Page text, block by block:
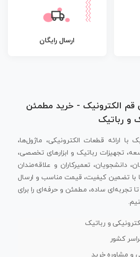
ارسال رایگان
قم الکترونیک - خرید مطمئن
و رباتیک
با ارائه قطعات الکترونیکی، ماژول‌ها،
تجهیزات رباتیک و ابزارهای تخصصی،
دانشجویان، تعمیرکاران و علاقه‌مندان
با تضمین کیفیت، قیمت مناسب و ارسال
تجربه‌ای ساده، مطمئن و حرفه‌ای را برای
و رباتیک
کشور
و مشاوره خرید